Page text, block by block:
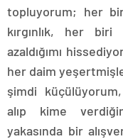
topluyorum; her
kırgınlık, her
azaldığımı
her daim
şimdi
alıp kime
yakasında bir